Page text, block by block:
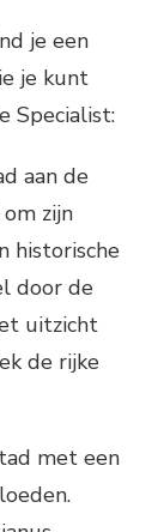
je een
je kunt
Specialist:
aan de
zijn
historische
door de
uitzicht
de rijke
met een